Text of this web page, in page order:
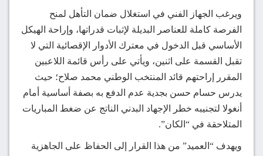
ويرغب الجهاز الفني في استغلال ضمان التأهل لمنح
الفرصة كاملة للعناصر البديلة لإثبات قدراتها، وإراحة الهيكل
الأساسي قبل الدخول في معترك الأدوار الإقصائية التي لا
تقبل القسمة على اثنين، ويأتي على رأس قائمة اللاعبين
المقرر إراحتهم قائد المنتخب الوطني محمد صلاح؛ حيث
يدرس حسام حسن بجدية عدم الدفع به بصفة أساسية أمام
أنغولا لتجنيبه خطر الإجهاد البدني الناتج عن ضغط المباريات
المتلاحقة في “الكان”.
ويهدف “العميد” من هذا القرار إلى الحفاظ على الجاهزية